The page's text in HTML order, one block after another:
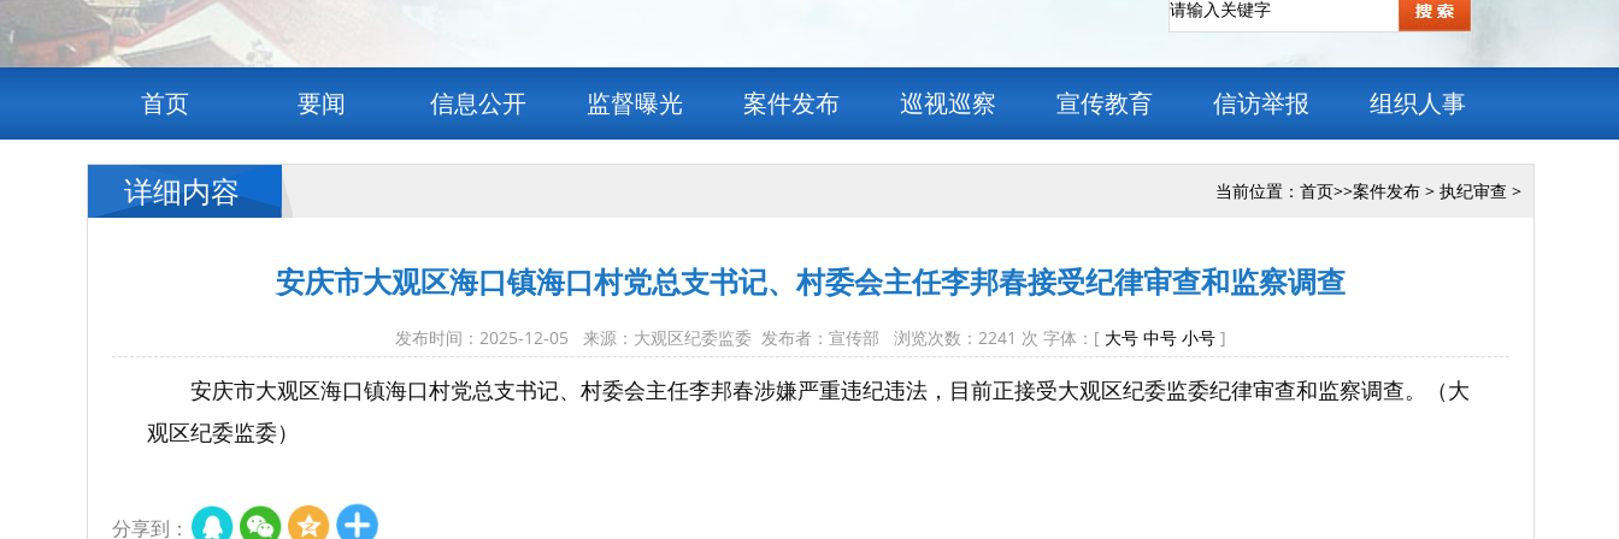
首页 要闻 信息公开 监督曝光 案件发布 巡视巡察 宣传教育 信访举报 组织人事
当前位置： 首页>>案件发布 > 执纪审查 >
详细内容
安庆市大观区海口镇海口村党总支书记、村委会主任李邦春接受纪律审查和监察调查
发布时间：2025-12-05 来源：大观区纪委监委 发布者：宣传部 浏览次数： 2241 次 字体：[ 大号 中号 小号 ]
安庆市大观区海口镇海口村党总支书记、村委会主任李邦春涉嫌严重违纪违法，目前正接受大观区纪委监委纪律审查和监察调查。（大
观区纪委监委）
分享到：